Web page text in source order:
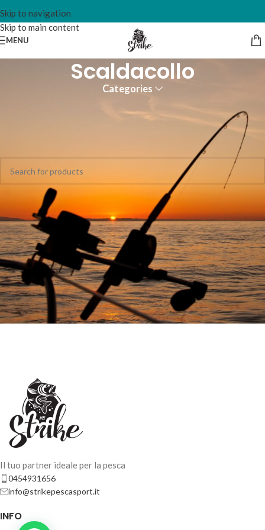
Skip to navigation
Skip to main content
MENU
Scaldacollo
Categories
Non è stato trovato nessun prodotto che corrisponde alla tua
Il tuo partner ideale per la pesca
0454931656
info@strikepescasport.it
INFO